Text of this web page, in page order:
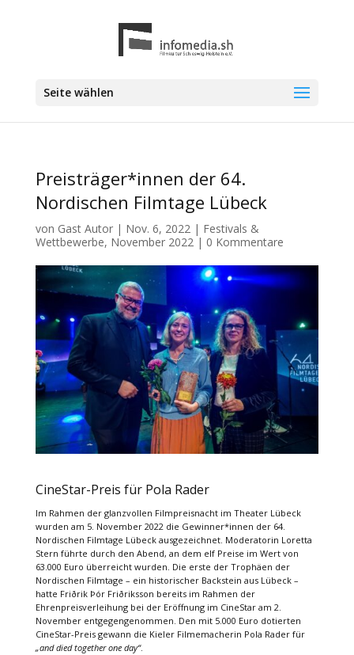
Seite wählen
Preisträger*innen der 64.
Nordischen Filmtage Lübeck
von Gast Autor| Nov. 6, 2022| Festivals &
Wettbewerbe, November 2022| 0 Kommentare
CineStar-Preis für Pola Rader
Im Rahmen der glanzvollen Filmpreisnacht im Theater Lübeck
wurden am 5. November 2022 die Gewinner*innen der 64.
Nordischen Filmtage Lübeck ausgezeichnet. Moderatorin Loretta
Stern führte durch den Abend, an dem elf Preise im Wert von
63.000 Euro überreicht wurden. Die erste der Trophäen der
Nordischen Filmtage – ein historischer Backstein aus Lübeck –
hatte Friðrik Þór Friðriksson bereits im Rahmen der
Ehrenpreisverleihung bei der Eröffnung im CineStar am 2.
November entgegengenommen. Den mit 5.000 Euro dotierten
CineStar-Preis gewann die Kieler Filmemacherin Pola Rader für
„and died together one day“.